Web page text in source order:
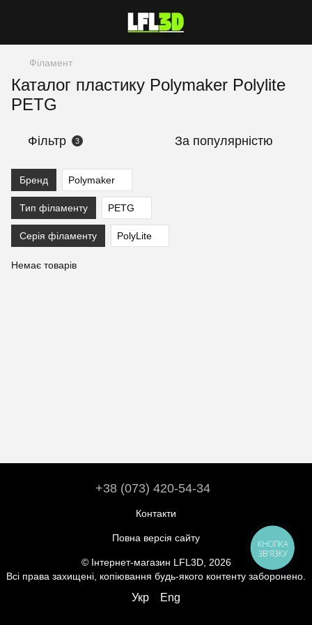
Філамент
Каталог пластику Polymaker Polylite
PETG
Фільтр 3 За популярністю
Бренд Polymaker
Тип філаменту PETG
Серія філаменту PolyLite
Немає товарів
+38 (073) 420-54-34
Контакти
Повна версія сайту
© Інтернет-магазин LFL3D, 2026
Всі права захищені, копіювання будь-якого контенту заборонено.
Укр Eng
КНОПКА
ЗВ'ЯЗКУ